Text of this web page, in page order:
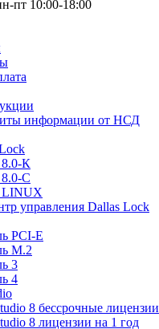
пт 10:00-18:00
информации от НСД
8.0-К
С
LINUX
управления Dallas Lock
PCI-E
М.2
3
4
8 бессрочные лицензии
8 лицензии на 1 год